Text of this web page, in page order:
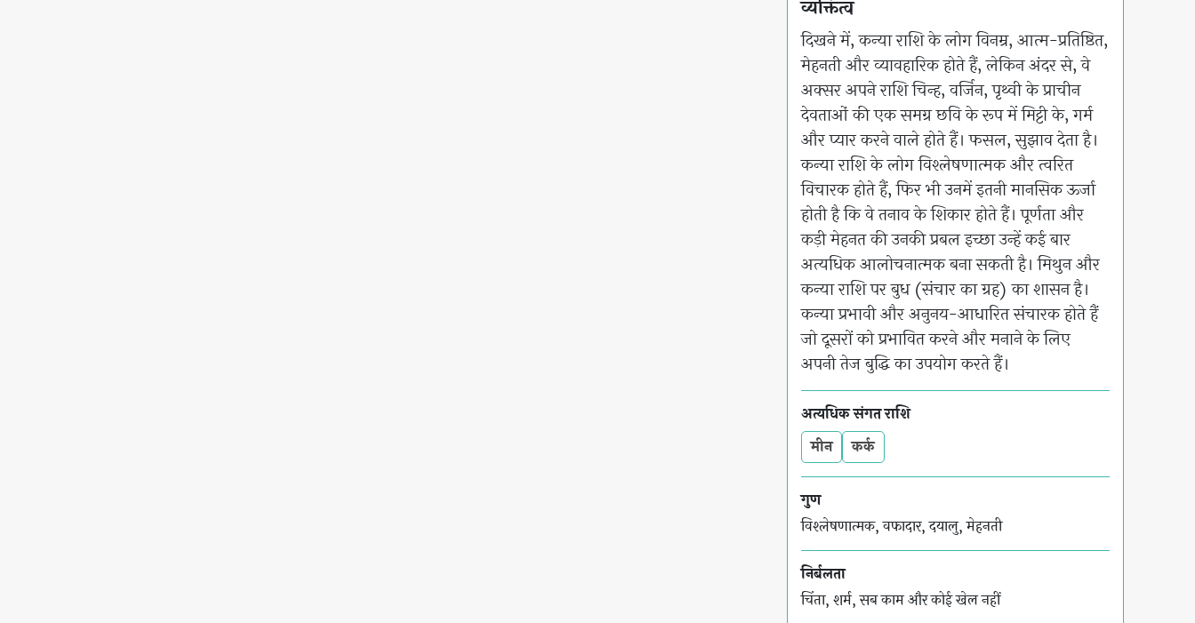
व्यक्तित्व
दिखने में, कन्या राशि के लोग विनम्र, आत्म-प्रतिष्ठित,
मेहनती और व्यावहारिक होते हैं, लेकिन अंदर से, वे
अक्सर अपने राशि चिन्ह, वर्जिन, पृथ्वी के प्राचीन
देवताओं की एक समग्र छवि के रूप में मिट्टी के, गर्म
और प्यार करने वाले होते हैं। फसल, सुझाव देता है।
कन्या राशि के लोग विश्लेषणात्मक और त्वरित
विचारक होते हैं, फिर भी उनमें इतनी मानसिक ऊर्जा
होती है कि वे तनाव के शिकार होते हैं। पूर्णता और
कड़ी मेहनत की उनकी प्रबल इच्छा उन्हें कई बार
अत्यधिक आलोचनात्मक बना सकती है। मिथुन और
कन्या राशि पर बुध (संचार का ग्रह) का शासन है।
कन्या प्रभावी और अनुनय-आधारित संचारक होते हैं
जो दूसरों को प्रभावित करने और मनाने के लिए
अपनी तेज बुद्धि का उपयोग करते हैं।
अत्यधिक संगत राशि
मीन
कर्क
गुण
विश्लेषणात्मक, वफादार, दयालु, मेहनती
निर्बलता
चिंता, शर्म, सब काम और कोई खेल नहीं